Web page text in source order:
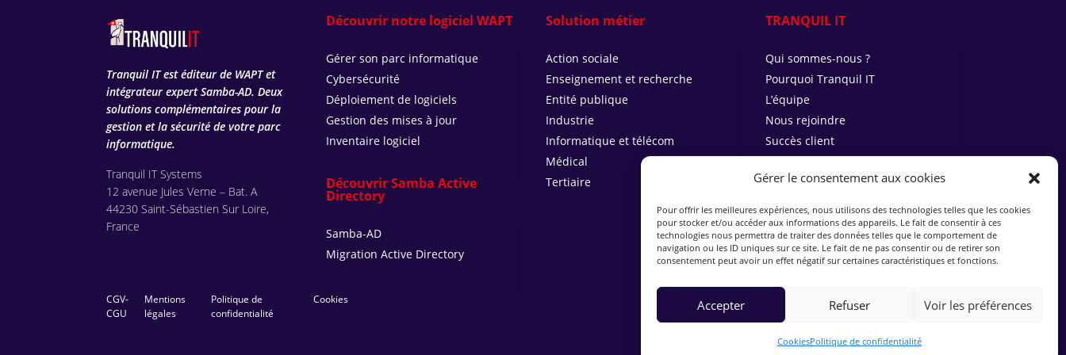
Gérer le consentement aux cookies
Pour offrir les meilleures expériences, nous utilisons des technologies telles que les cookies
pour stocker et/ou accéder aux informations des appareils. Le fait de consentir à ces
technologies nous permettra de traiter des données telles que le comportement de
navigation ou les ID uniques sur ce site. Le fait de ne pas consentir ou de retirer son
consentement peut avoir un effet négatif sur certaines caractéristiques et fonctions.
Accepter Refuser Voir les préférences
CookiesPolitique de confidentialité
Tranquil IT est éditeur de WAPT et
intégrateur expert Samba-AD. Deux
solutions complémentaires pour la
gestion et la sécurité de votre parc
informatique.
Tranquil IT Systems
12 avenue Jules Verne – Bat. A
44230 Saint-Sébastien Sur Loire,
France
Découvrir notre logiciel WAPT
Gérer son parc informatique
Cybersécurité
Déploiement de logiciels
Gestion des mises à jour
Inventaire logiciel
Découvrir Samba Active
Directory
Samba-AD
Migration Active Directory
Solution métier
Action sociale
Enseignement et recherche
Entité publique
Industrie
Informatique et télécom
Médical
Tertiaire
TRANQUIL IT
Qui sommes-nous ?
Pourquoi Tranquil IT
L’équipe
Nous rejoindre
Succès client
Rejoindre notre Discord
ESSAYEZ WAPT
CGV-
CGU
Mentions
légales
Politique de
confidentialité
Cookies Copyright © Tranquil IT Systems